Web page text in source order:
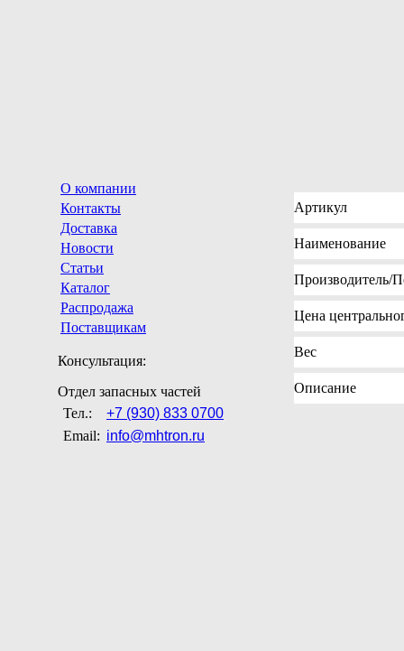
О компании
Контакты
Доставка
Новости
Статьи
Каталог
Распродажа
Поставщикам
Консультация:
Отдел запасных частей
Тел.:
+7 (930) 833 0700
Email: info@mhtron.ru
Артикул
Наименование
Производитель/
Цена
Вес
Описание